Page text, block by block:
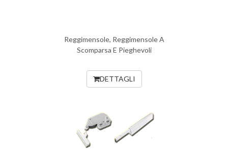
Reggimensole, Reggimensole A
Scomparsa E Pieghevoli
DETTAGLI